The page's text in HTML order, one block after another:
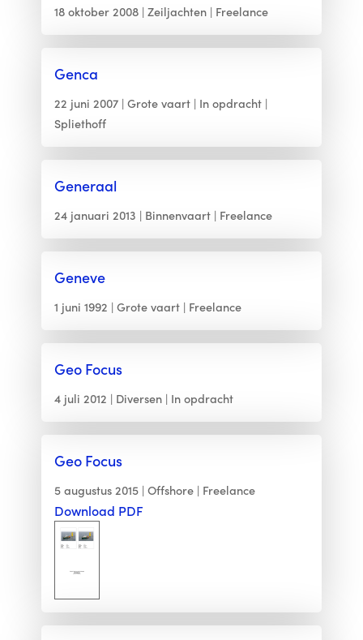
18 oktober 2008 Zeiljachten Freelance
Genca
22 juni 2007 Grote vaart
In opdracht
Spliethoff
Generaal
24 januari 2013 Binnenvaart Freelance
Geneve
1 juni 1992 Grote vaart Freelance
Geo Focus
4 juli 2012 Diversen In opdracht
Geo Focus
5 augustus 2015 Offshore Freelance
Download PDF